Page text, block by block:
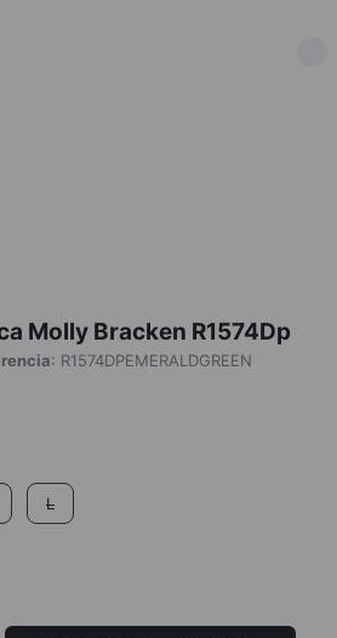
Molly Bracken R1574Dp
: R1574DPEMERALDGREEN
L